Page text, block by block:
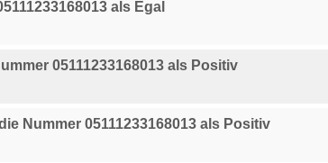
als Egal
05111233168013 als Positiv
Nummer 05111233168013 als Positiv